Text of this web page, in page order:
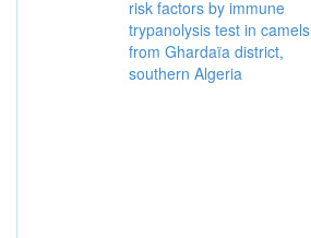
risk factors by immune
trypanolysis test in camels
from Ghardaïa district,
southern Algeria